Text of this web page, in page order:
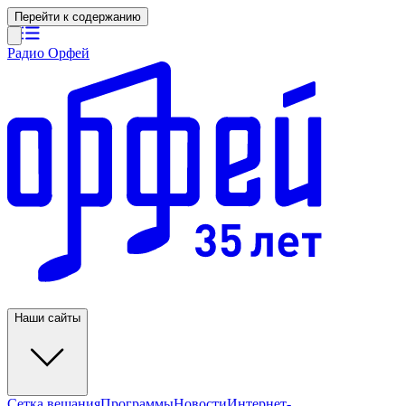
Перейти к содержанию
Радио Орфей
Наши сайты